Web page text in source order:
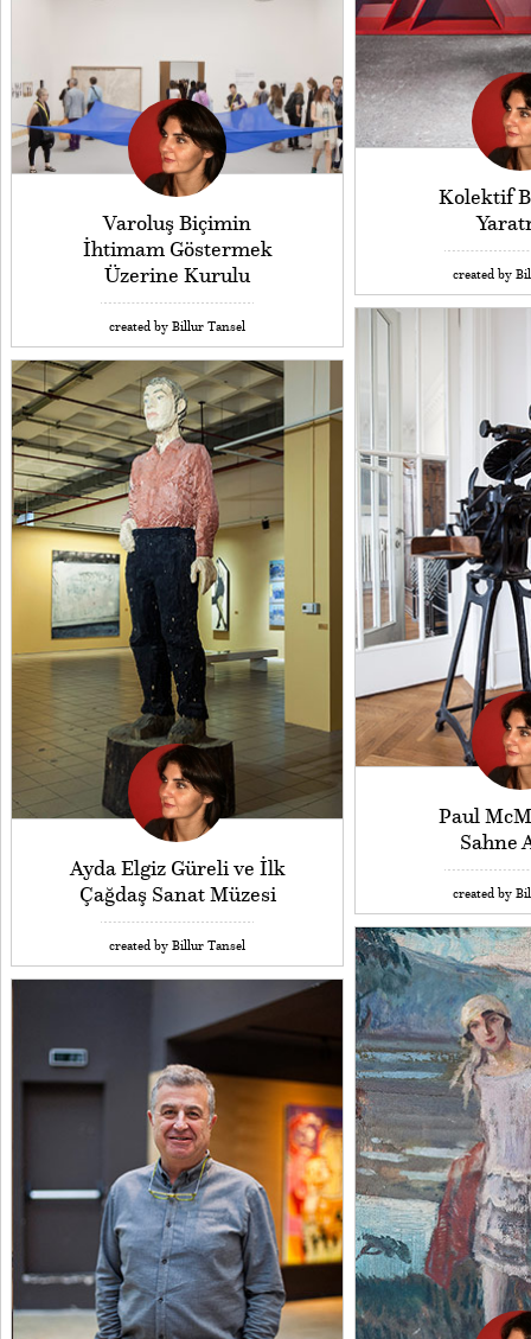
Kolektif
created by
Varoluş Biçimin
İhtimam Göstermek
Üzerine Kurulu
created by Billur Tansel
Paul
Sahne
created by
Ayda Elgiz Güreli ve İlk
Çağdaş Sanat Müzesi
created by Billur Tansel